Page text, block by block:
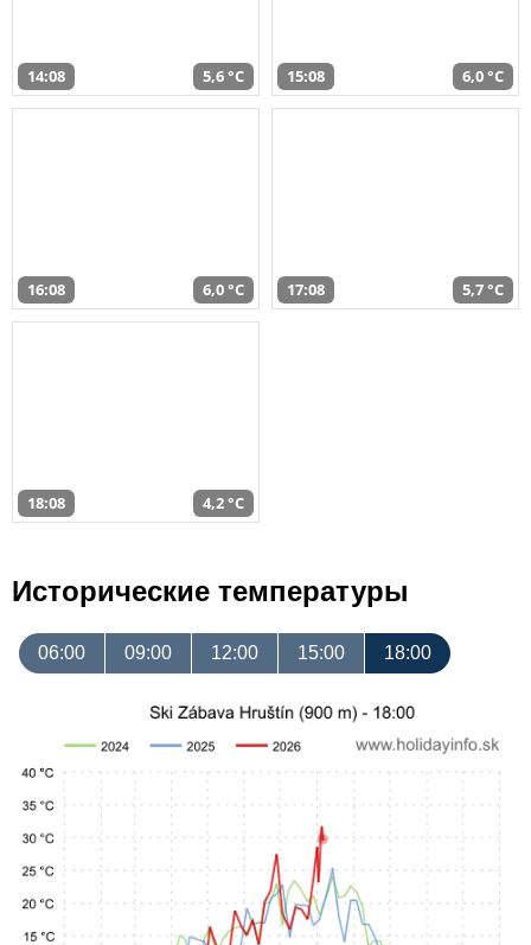
14:08 5,6 °C 15:08 6,0 °C
16:08 6,0 °C 17:08 5,7 °C
18:08 4,2 °C
Исторические температуры
06:00 09:00 12:00 15:00 18:00